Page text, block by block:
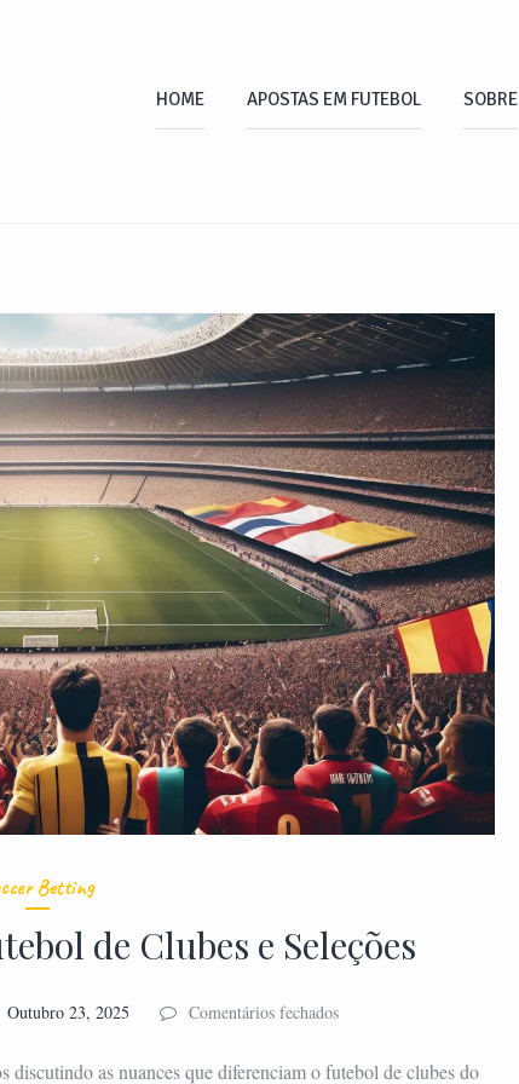
HOME APOSTAS EM FUTEBOL SOBRE
Betting
de Clubes e Seleções
Outubro 23, 2025 Comentários fechadosem
Diferenças
discutindo as nuances que diferenciam o futebol de clubes do